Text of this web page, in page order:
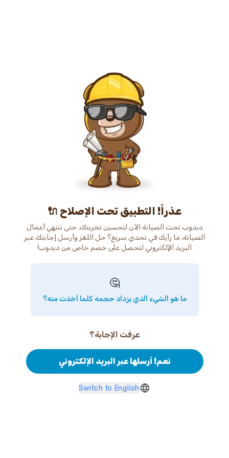
عذراً! التطبيق تحت الإصلاح 🔌
دبدوب تحت الصيانة الآن لتحسين تجربتك. حتى ننتهي أعمال
الصيانة، ما رأيك في تحدي سريع؟ حل اللغز وأرسل إجابتك عبر
البريد الإلكتروني لتحصل على خصم خاص من دبدوب!
🤔
ما هو الشيء الذي يزداد حجمه كلما أخذت منه؟
عرفت الإجابة؟
نعم! أرسلها عبر البريد الإلكتروني
Switch to English